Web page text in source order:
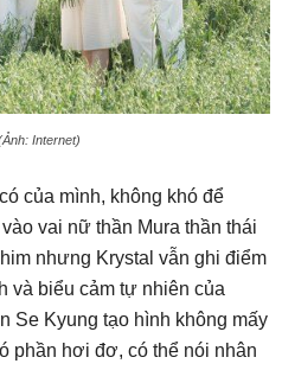
Internet)
của mình, không khó để
vai nữ thần Mura thần thái
nhưng Krystal vẫn ghi điểm
và biểu cảm tự nhiên của
Se Kyung tạo hình không mấy
phần hơi đơ, có thể nói nhân